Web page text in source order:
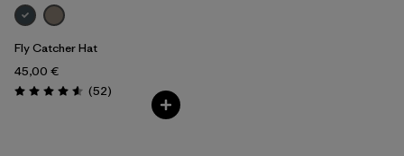
Fly Catcher Hat
45,00 €
Évaluation: 4.6 / 5
(52Avis
)